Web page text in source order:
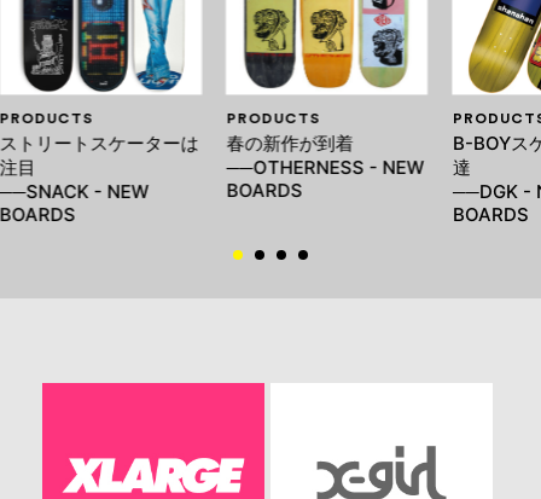
PRODUCTS
ストリートスケーターは
注目
──SNACK - NEW
BOARDS
PRODUCTS
春の新作が到着
──OTHERNESS - NEW
BOARDS
B-BOYス
達
──DGK -
BOARDS